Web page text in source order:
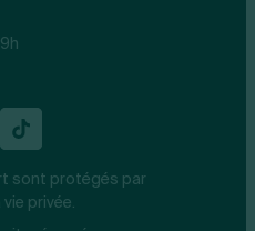
sont protégés par
privée.